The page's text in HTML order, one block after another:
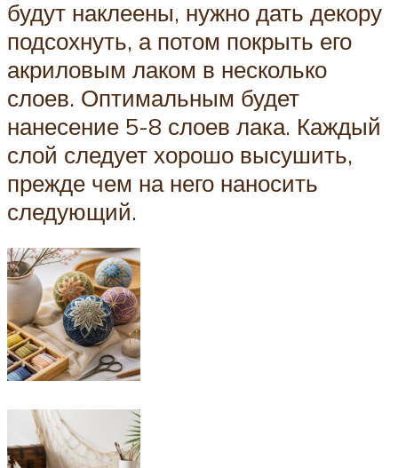
будут наклеены, нужно дать декору
подсохнуть, а потом покрыть его
акриловым лаком в несколько
слоев. Оптимальным будет
нанесение 5-8 слоев лака. Каждый
слой следует хорошо высушить,
прежде чем на него наносить
следующий.